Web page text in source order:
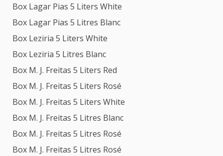
Box Lagar Pias 5 Liters White
Box Lagar Pias 5 Litres Blanc
Box Leziria 5 Liters White
Box Leziria 5 Litres Blanc
Box M. J. Freitas 5 Liters Red
Box M. J. Freitas 5 Liters Rosé
Box M. J. Freitas 5 Liters White
Box M. J. Freitas 5 Litres Blanc
Box M. J. Freitas 5 Litres Rosé
Box M. J. Freitas 5 Litres Rosé